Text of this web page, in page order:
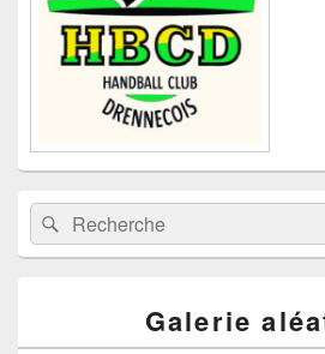
Recherche :Rechercher
Galerie